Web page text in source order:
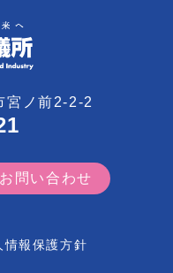
宮ノ前2-2-2
問い合わせ
情報保護方針